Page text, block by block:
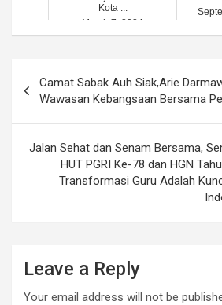
Kota ...
March 7, 2024
navigation
Camat Sabak Auh Siak,Arie
Wawasan Kebangsaan Bersama
Jalan Sehat dan Senam Bersama,
HUT PGRI Ke-78 dan HGN
Transformasi Guru Adalah
Leave a Reply
Your email address will not be